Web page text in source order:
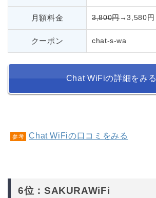
月額料金 3,800円→3,580円
クーポン chat-s-wa
Chat WiFiの詳細をみる
参考 Chat WiFiの口コミをみる
6位：SAKURAWiFi